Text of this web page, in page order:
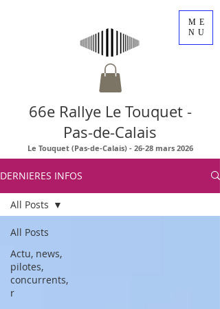
ME
NU
66e Rallye Le Touquet -
Pas-de-Calais
Le Touquet (Pas-de-Calais) - 26-28 mars 2026
DERNIERES INFOS
All Posts
Actu, news,
pilotes,
concurrents,
r
All Posts